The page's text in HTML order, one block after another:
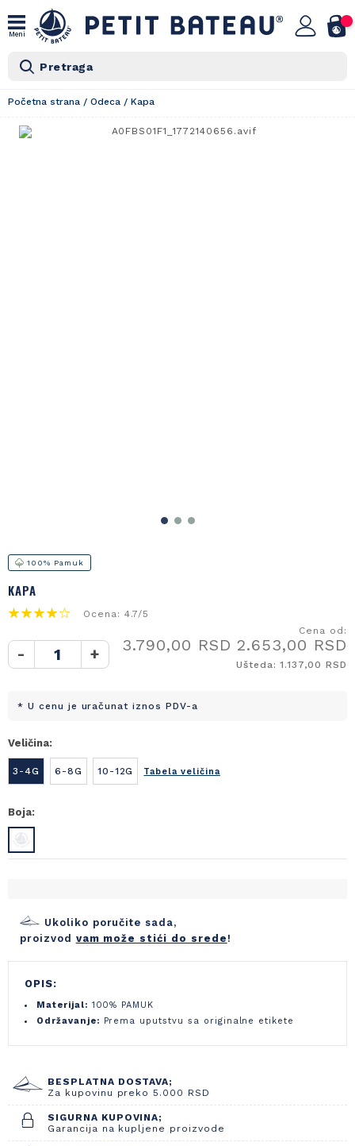
Meni
Pretraga
Početna strana / Odeca / Kapa
100% Pamuk
KAPA
Ocena: 4.7/5
- +
Cena od:
3.790,00 RSD2.653,00 RSD
Ušteda: 1.137,00 RSD
* U cenu je uračunat iznos PDV-a
Veličina:
3-4G 6-8G 10-12G Tabela veličina
Boja:
Ukoliko poručite sada,
proizvod vam može stići do srede !
OPIS:
Materijal: 100% PAMUK
Održavanje: Prema uputstvu sa originalne etikete
BESPLATNA DOSTAVA;
Za kupovinu preko 5.000 RSD
SIGURNA KUPOVINA;
Garancija na kupljene proizvode